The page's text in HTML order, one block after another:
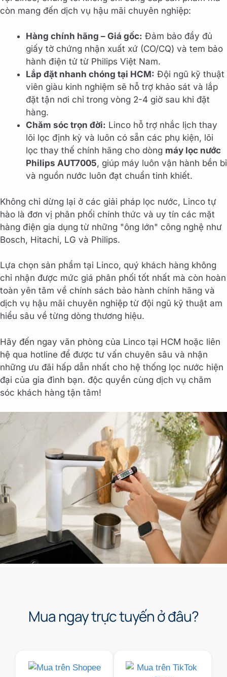
còn mang đến dịch vụ hậu mãi chuyên nghiệp:
Hàng chính hãng – Giá gốc: Đảm bảo đầy đủ
giấy tờ chứng nhận xuất xứ (CO/CQ) và tem bảo
hành điện tử từ Philips Việt Nam.
Lắp đặt nhanh chóng tại HCM: Đội ngũ kỹ thuật
viên giàu kinh nghiệm sẽ hỗ trợ khảo sát và lắp
đặt tận nơi chỉ trong vòng 2-4 giờ sau khi đặt
hàng.
Chăm sóc trọn đời: Linco hỗ trợ nhắc lịch thay
lõi lọc định kỳ và luôn có sẵn các phụ kiện, lõi
lọc thay thế chính hãng cho dòng máy lọc nước
Philips AUT7005, giúp máy luôn vận hành bền bỉ
và nguồn nước luôn đạt chuẩn tinh khiết.
Không chỉ dừng lại ở các giải pháp lọc nước, Linco tự
hào là đơn vị phân phối chính thức và uy tín các mặt
hàng điện gia dụng từ những "ông lớn" công nghệ như
Bosch, Hitachi, LG và Philips.
Lựa chọn sản phẩm tại Linco, quý khách hàng không
chỉ nhận được mức giá phân phối tốt nhất mà còn hoàn
toàn yên tâm về chính sách bảo hành chính hãng và
dịch vụ hậu mãi chuyên nghiệp từ đội ngũ kỹ thuật am
hiểu sâu về từng dòng thương hiệu.
Hãy đến ngay văn phòng của Linco tại HCM hoặc liên
hệ qua hotline để được tư vấn chuyên sâu và nhận
những ưu đãi hấp dẫn nhất cho hệ thống lọc nước hiện
đại của gia đình bạn. độc quyền cùng dịch vụ chăm
sóc khách hàng tận tâm!
Mua ngay trực tuyến ở đâu?